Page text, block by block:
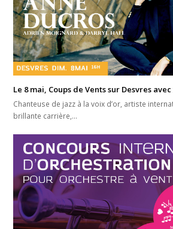
Le 8 mai, Coups de Vents sur Desvres
Chanteuse de jazz à la voix d’or, artiste
brillante carrière,…